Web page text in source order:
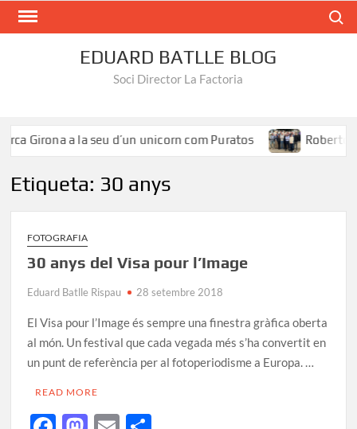
EDUARD BATLLE BLOG
Soci Director La Factoria
Girona a la seu d’un unicorn com Puratos Roberto
Etiqueta: 30 anys
FOTOGRAFIA
30 anys del Visa pour l’Image
Eduard Batlle Rispau 28 setembre 2018
El Visa pour l’Image és sempre una finestra gràfica oberta
al món. Un festival que cada vegada més s’ha convertit en
un punt de referència per al fotoperiodisme a Europa. …
READ MORE